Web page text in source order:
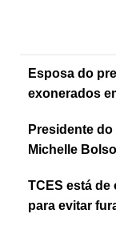
Esposa do
exonerados
Presidente
Michelle
TCES está
para evitar